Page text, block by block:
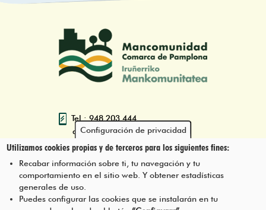
Tel.: 948 203 444
atencion@mancoeduca.com
Programa de Educación Ambiental
Escolar de la Mancomunidad de la
Configuración de privacidad
Utilizamos cookies propias y de terceros para los siguientes fines:
Recabar información sobre ti, tu navegación y tu
comportamiento en el sitio web. Y obtener estadísticas
generales de uso.
Puedes configurar las cookies que se instalarán en tu